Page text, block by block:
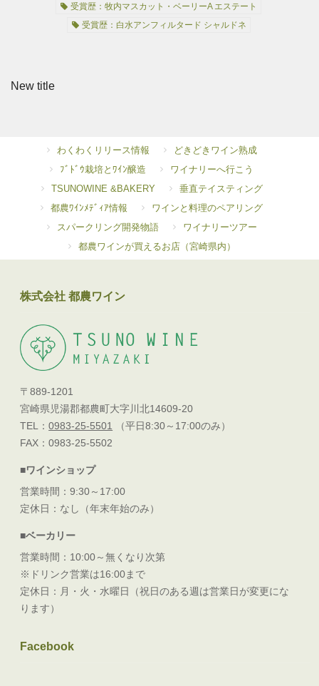
受賞歴：牧内マスカット・ベーリーA エステート
受賞歴：白水アンフィルタード シャルドネ
New title
わくわくリリース情報
どきどきワイン熟成
ﾌﾞﾄﾞｳ栽培とﾜｲﾝ醸造
ワイナリーへ行こう
TSUNOWINE &BAKERY
垂直テイスティング
都農ﾜｲﾝﾒﾃﾞｨｱ情報
ワインと料理のペアリング
スパークリング開発物語
ワイナリーツアー
都農ワインが買えるお店（宮崎県内）
株式会社 都農ワイン
〒889-1201
宮崎県児湯郡都農町大字川北14609-20
TEL：0983-25-5501
（平日8:30～17:00のみ）
FAX：0983-25-5502
■ワインショップ
営業時間：9:30～17:00
定休日：なし（年末年始のみ）
■ベーカリー
営業時間：10:00～無くなり次第
※ドリンク営業は16:00まで
定休日：月・火・水曜日（祝日のある週は営業日が変更にな
ります）
Facebook